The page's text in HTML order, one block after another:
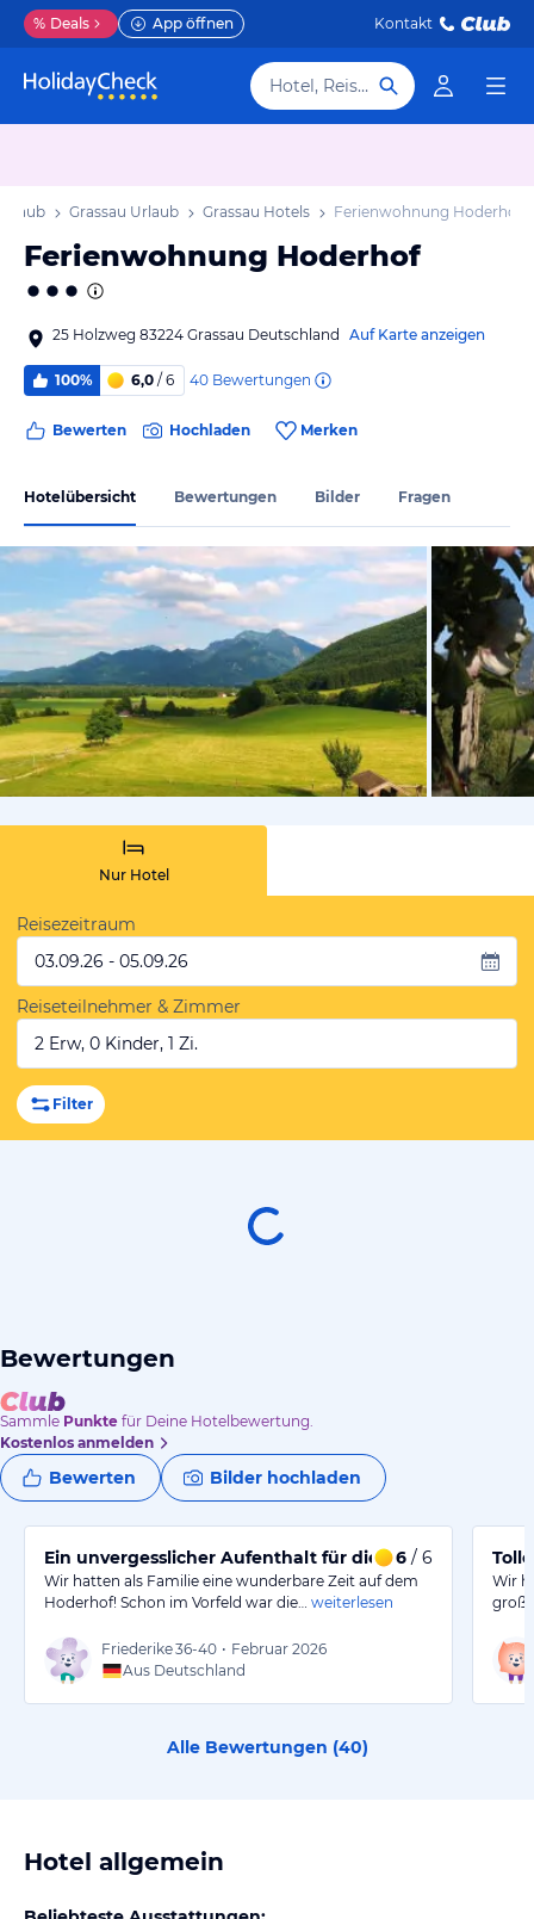
% Deals App öffnen Kontakt
Hotel, Reiseziel
Grassau Urlaub Grassau Hotels Ferienwohnung Hoderhof
Ferienwohnung Hoderhof
25 Holzweg 83224 Grassau Deutschland Auf Karte anzeigen
100% 6,0 / 6 40 Bewertungen
Bewerten Hochladen Merken
Hotelübersicht Bewertungen Bilder Fragen
von
Nur Hotel
Reisezeitraum
03.09.26 - 05.09.26
Reiseteilnehmer & Zimmer
2 Erw, 0 Kinder, 1 Zi.
Filter
Bewertungen
Sammle Punkte für Deine Hotelbewertung.
Kostenlos anmelden
Bewerten Bilder hochladen
Ein unvergesslicher Aufenthalt für die ganze Familie
6 / 6
Wir hatten als Familie eine wunderbare Zeit auf dem
Hoderhof! Schon im Vorfeld war die…
weiterlesen
Friederike36-40 • Februar 2026
Aus Deutschland
Wir
Alle Bewertungen (40)
Hotel allgemein